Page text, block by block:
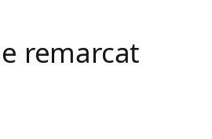
remarcat